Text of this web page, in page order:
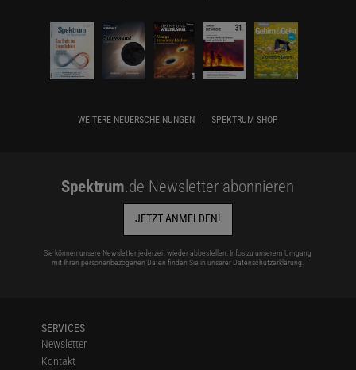
WEITERE NEUERSCHEINUNGEN SPEKTRUM SHOP
Spektrum.de-Newsletter abonnieren
JETZT ANMELDEN!
Sie können unsere Newsletter jederzeit wieder abbestellen. Infos zu unserem Umgang
mit Ihren personenbezogenen Daten finden Sie in unserer Datenschutzerklärung
SERVICES
Newsletter
Kontakt